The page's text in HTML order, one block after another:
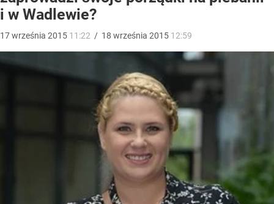
i w Wadlewie?
17września 2015 11:22 / 18 września 2015 12:59